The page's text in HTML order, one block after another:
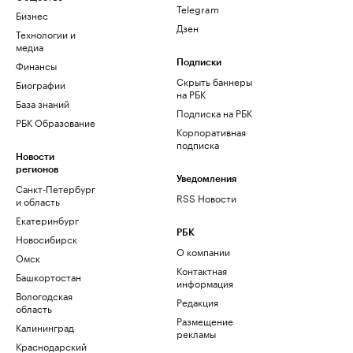
Бизнес
Технологии и
медиа
Финансы
Биографии
База знаний
РБК Образование
Новости
регионов
Санкт-Петербург
и область
Екатеринбург
Новосибирск
Омск
Башкортостан
Вологодская
область
Калининград
Краснодарский
Telegram
Дзен
Подписки
Скрыть баннеры
на РБК
Подписка на РБК
Корпоративная
подписка
Уведомления
RSS Новости
РБК
О компании
Контактная
информация
Редакция
Размещение
рекламы